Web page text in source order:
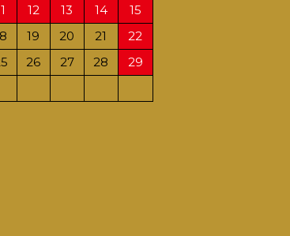
12 13 14
15
19 20 21
22
26 27 28
29